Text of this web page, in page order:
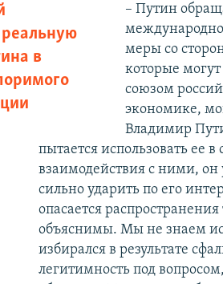
в
– Путин
меры со
которые
союзом
экономике,
Владимир
пытается использовать ее
взаимодействия с ними, он
сильно ударить по его
опасается
объяснимы. Мы не знаем
избирался в результате
легитимность под